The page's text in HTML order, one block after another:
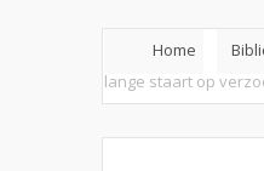
Home
lange staart op